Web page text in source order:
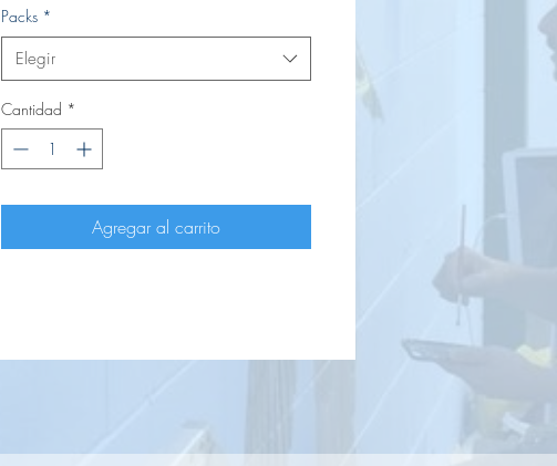
Packs *
Elegir
Cantidad *
Agregar al carrito